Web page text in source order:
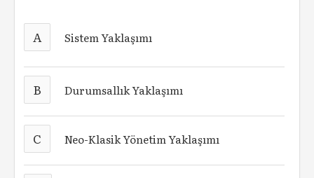
A Sistem Yaklaşımı
B Durumsallık Yaklaşımı
C Neo-Klasik Yönetim Yaklaşımı